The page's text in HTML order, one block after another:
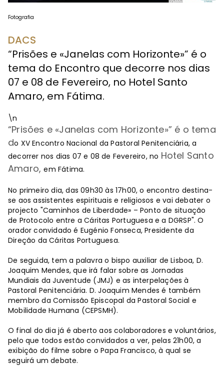
Fotografia
DACS
“Prisões e «Janelas com Horizonte»” é o
tema do Encontro que decorre nos dias
07 e 08 de Fevereiro, no Hotel Santo
Amaro, em Fátima.
\n
“Prisões e «Janelas com Horizonte»” é o tema
do XV Encontro Nacional da Pastoral Penitenciária, a
decorrer nos dias 07 e 08 de Fevereiro, no Hotel Santo
Amaro,em Fátima.
No primeiro dia, das 09h30 às 17h00, o encontro destina-
se aos assistentes espirituais e religiosos e vai debater o
projecto "Caminhos de Liberdade» – Ponto de situação
de Protocolo entre a Cáritas Portuguesa e a DGRSP". O
orador convidado é Eugénio Fonseca, Presidente da
Direção da Cáritas Portuguesa.
De seguida, tem a palavra o bispo auxiliar de Lisboa, D.
Joaquim Mendes, que irá falar sobre as Jornadas
Mundiais da Juventude (JMJ) e as interpelações à
Pastoral Penitenciária. D. Joaquim Mendes é também
membro da Comissão Episcopal da Pastoral Social e
Mobilidade Humana (CEPSMH).
O final do dia já é aberto aos colaboradores e voluntários,
pelo que todos estão convidados a ver, pelas 21h00, a
exibição do filme sobre o Papa Francisco, à qual se
seguirá um debate.